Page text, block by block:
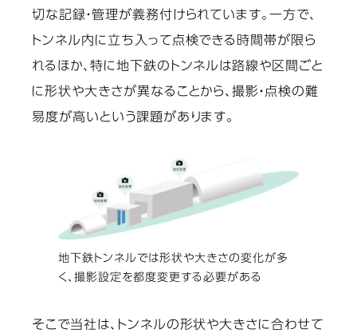
切な記録・管理が義務付けられています。一方で、
トンネル内に立ち入って点検できる時間帯が限ら
れるほか、特に地下鉄のトンネルは路線や区間ごと
に形状や大きさが異なることから、撮影・点検の難
易度が高いという課題があります。
地下鉄トンネルでは形状や大きさの変化が多
く、撮影設定を都度変更する必要がある
そこで当社は、トンネルの形状や大きさに合わせて